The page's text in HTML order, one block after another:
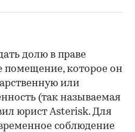
долю в праве
помещение, которое он
или
(так называемая
юрист Asterisk. Для
соблюдение